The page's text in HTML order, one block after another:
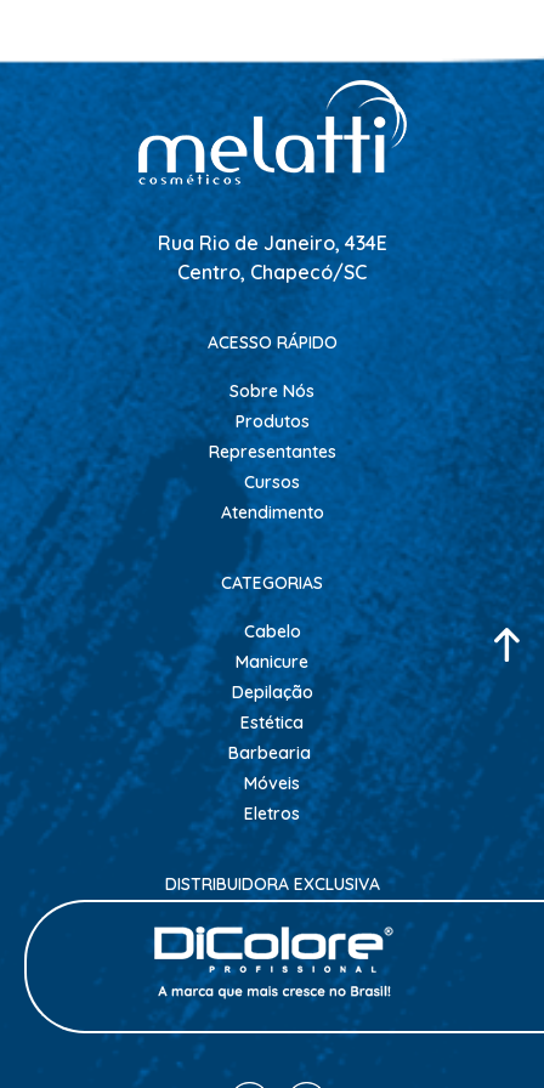
SHAMPOO MANUTENÇÃO
TESOURAS
TONALIZANTES
DEPILAÇÃO
ACESSORIOS DEPILACAO
APARELHOS DEPILATORIOS
CERAS
DESCARTAVEIS
OLEOS POS E PRE DEPILACAO
REFIL DE CERA + FOLHA PRONTA
DICOLORE
ÁGUA OXIGENADA
ALISAMENTO
BIO CONTROL
BRINDE
CACHOS
COLORAÇÃO FLASH 10 MIN
COLORAÇÃO SENSITIVE
COLORAÇÃO TRADICIONAL
COLORACAO TSA
COND MANUTENÇÃO
FINALIZADORES
FIXADORES
LEAVEIN - DEFRIZANTES
MASCARAS MANUTENCAO
Rua Rio de Janeiro, 434E
Centro, Chapecó/SC
ACESSO RÁPIDO
Sobre Nós
Produtos
Representantes
Cursos
Atendimento
CATEGORIAS
Cabelo
Manicure
Depilação
Estética
Barbearia
Móveis
Eletros
DISTRIBUIDORA EXCLUSIVA